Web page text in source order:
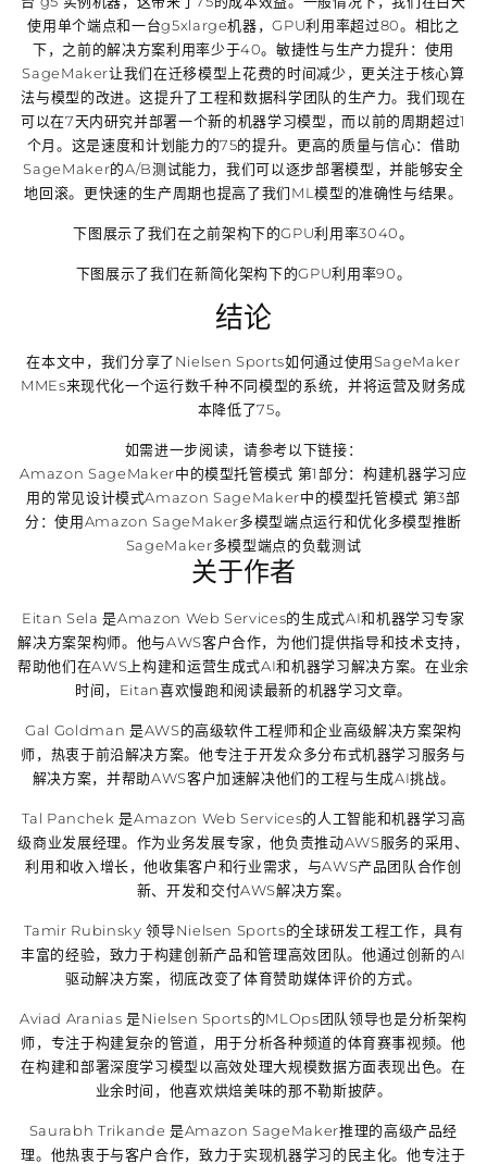
使用单个端点和一台g5xlarge机器，GPU利用率超过80。相比之
下，之前的解决方案利用率少于40。敏捷性与生产力提升：使用
SageMaker让我们在迁移模型上花费的时间减少，更关注于核心算
法与模型的改进。这提升了工程和数据科学团队的生产力。我们现在
可以在7天内研究并部署一个新的机器学习模型，而以前的周期超过1
个月。这是速度和计划能力的75的提升。更高的质量与信心：借助
SageMaker的A/B测试能力，我们可以逐步部署模型，并能够安全
地回滚。更快速的生产周期也提高了我们ML模型的准确性与结果。
下图展示了我们在之前架构下的GPU利用率3040。
下图展示了我们在新简化架构下的GPU利用率90。
结论
在本文中，我们分享了Nielsen Sports如何通过使用SageMaker
MMEs来现代化一个运行数千种不同模型的系统，并将运营及财务成
本降低了75。
如需进一步阅读，请参考以下链接：
Amazon SageMaker中的模型托管模式 第1部分：构建机器学习应
用的常见设计模式Amazon SageMaker中的模型托管模式 第3部
分：使用Amazon SageMaker多模型端点运行和优化多模型推断
SageMaker多模型端点的负载测试
关于作者
Eitan Sela 是Amazon Web Services的生成式AI和机器学习专家
解决方案架构师。他与AWS客户合作，为他们提供指导和技术支持，
帮助他们在AWS上构建和运营生成式AI和机器学习解决方案。在业余
时间，Eitan喜欢慢跑和阅读最新的机器学习文章。
Gal Goldman 是AWS的高级软件工程师和企业高级解决方案架构
师，热衷于前沿解决方案。他专注于开发众多分布式机器学习服务与
解决方案，并帮助AWS客户加速解决他们的工程与生成AI挑战。
Tal Panchek 是Amazon Web Services的人工智能和机器学习高
级商业发展经理。作为业务发展专家，他负责推动AWS服务的采用、
利用和收入增长，他收集客户和行业需求，与AWS产品团队合作创
新、开发和交付AWS解决方案。
Tamir Rubinsky 领导Nielsen Sports的全球研发工程工作，具有
丰富的经验，致力于构建创新产品和管理高效团队。他通过创新的AI
驱动解决方案，彻底改变了体育赞助媒体评价的方式。
Aviad Aranias 是Nielsen Sports的MLOps团队领导也是分析架构
师，专注于构建复杂的管道，用于分析各种频道的体育赛事视频。他
在构建和部署深度学习模型以高效处理大规模数据方面表现出色。在
业余时间，他喜欢烘焙美味的那不勒斯披萨。
Saurabh Trikande 是Amazon SageMaker推理的高级产品经
理。他热衷于与客户合作，致力于实现机器学习的民主化。他专注于